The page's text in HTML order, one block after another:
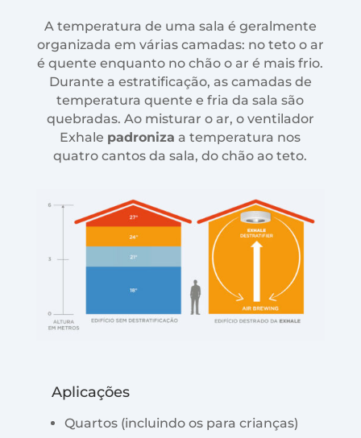
A temperatura de uma sala é geralmente
organizada em várias camadas: no teto o ar
é quente enquanto no chão o ar é mais frio.
Durante a estratificação, as camadas de
temperatura quente e fria da sala são
quebradas. Ao misturar o ar, o ventilador
Exhale padroniza a temperatura nos
quatro cantos da sala, do chão ao teto.
Aplicações
Quartos (incluindo os para crianças)